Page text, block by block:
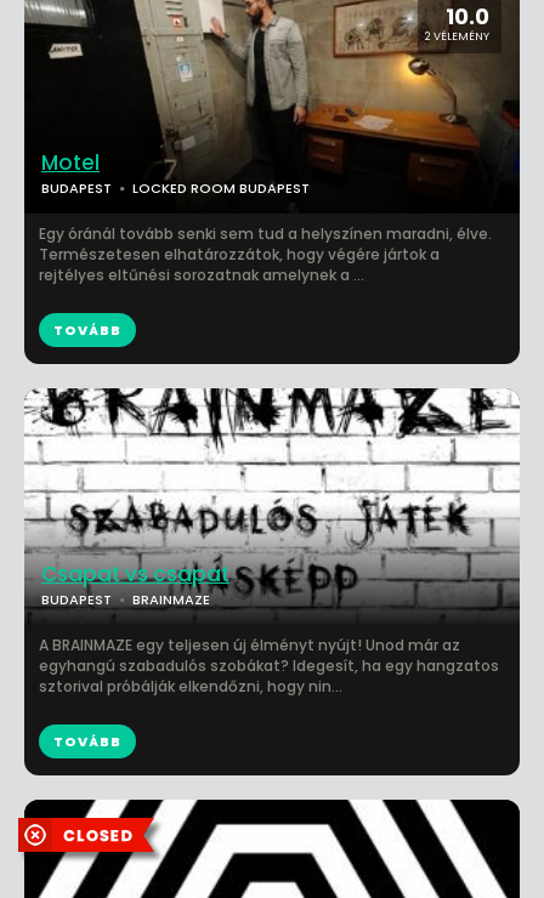
10.0
2 VÉLEMÉNY
Motel
BUDAPEST LOCKED ROOM BUDAPEST
Egy óránál tovább senki sem tud a helyszínen maradni, élve.
Természetesen elhatározzátok, hogy végére jártok a
rejtélyes eltűnési sorozatnak amelynek a ...
TOVÁBB
Csapat vs csapat
BUDAPEST BRAINMAZE
A BRAINMAZE egy teljesen új élményt nyújt! Unod már az
egyhangú szabadulós szobákat? Idegesít, ha egy hangzatos
sztorival próbálják elkendőzni, hogy nin...
TOVÁBB